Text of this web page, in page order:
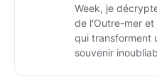
Week, je
de l'Outre-mer et
qui transforment
souvenir